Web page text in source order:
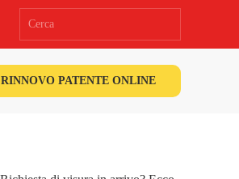
RINNOVO PATENTE ONLINE